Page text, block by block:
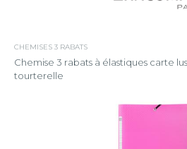
CHEMISES 3 RABATS
Chemise 3 rabats à élastiques carte
tourterelle